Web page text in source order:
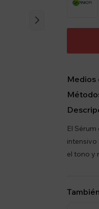
Medios
El
intensivo
el tono y